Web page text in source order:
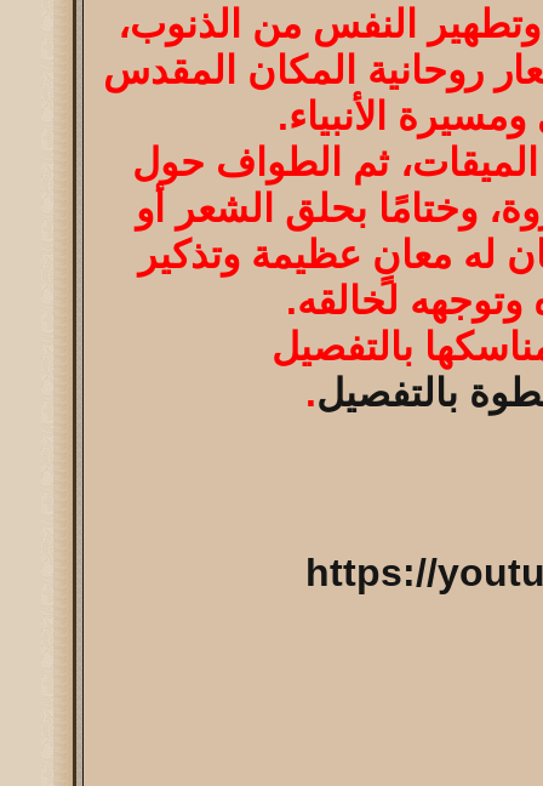
النفس من الذنوب،
روحانية المكان المقدس
الأنبياء.
الميقات، ثم الطواف حول
وختامًا بحلق الشعر أو
له معانٍ عظيمة وتذكير
وتوجهه لخالقه.
بالتفصيل
بالتفصيل.
https://